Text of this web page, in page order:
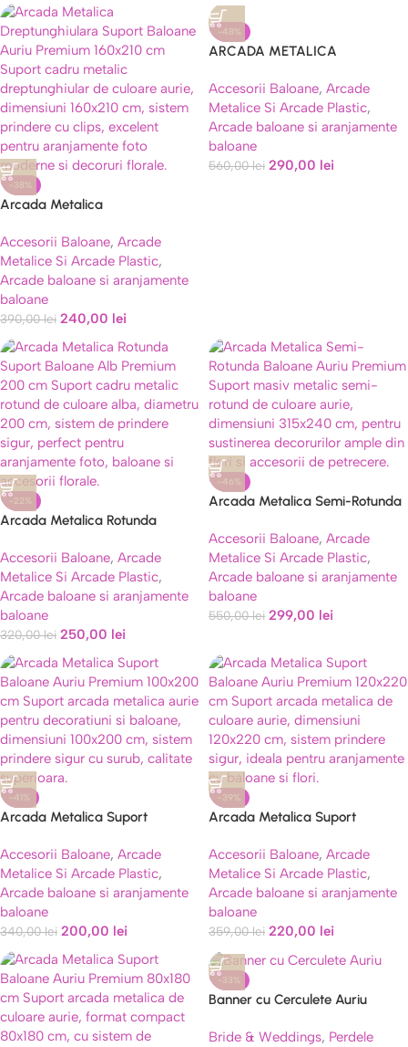
-38%
Arcada Metalica
Auriu Premium 160×210 cm
Accesorii Baloane, Arcade
Metalice Si Arcade Plastic,
Arcade baloane si aranjamente
baloane
390,00lei 240,00 lei
-48%
ARCADA METALICA
BALOANE MAXIM 3M x 2M
Accesorii Baloane, Arcade
Metalice Si Arcade Plastic,
Arcade baloane si aranjamente
baloane
560,00lei 290,00 lei
-22%
Arcada Metalica Rotunda
200 cm
Accesorii Baloane, Arcade
Metalice Si Arcade Plastic,
Arcade baloane si aranjamente
baloane
320,00lei 250,00 lei
-46%
Arcada Metalica Semi-Rotunda
cm
Accesorii Baloane, Arcade
Metalice Si Arcade Plastic,
Arcade baloane si aranjamente
baloane
550,00lei 299,00 lei
-41%
Arcada Metalica Suport
cm
Accesorii Baloane, Arcade
Metalice Si Arcade Plastic,
Arcade baloane si aranjamente
baloane
340,00lei 200,00 lei
-39%
Arcada Metalica Suport
cm
Accesorii Baloane, Arcade
Metalice Si Arcade Plastic,
Arcade baloane si aranjamente
baloane
359,00lei 220,00 lei
-33%
Banner cu Cerculete Auriu
de Ata Inclusa
Bride & Weddings, Perdele